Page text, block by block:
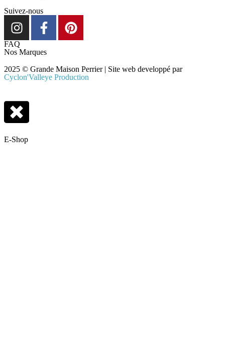
Suivez-nous
FAQ
Nos Marques
2025 © Grande Maison Perrier | Site web developpé par
Cyclon'Valleye Production
E-Shop